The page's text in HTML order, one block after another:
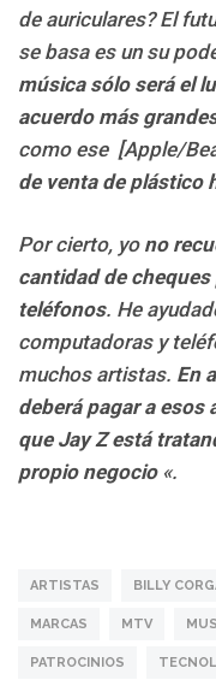
de auriculares? El
se basa es un su
música sólo será el
acuerdo más
como ese [Apple/
de venta de plástico
Por cierto, yono
cantidad de
teléfonos. He
computadoras y
muchos artistas. En
deberá pagar a esos
que Jay Z está
propio negocio«.
ARTISTAS BILLY
MARCAS MTV
PATROCINIOS